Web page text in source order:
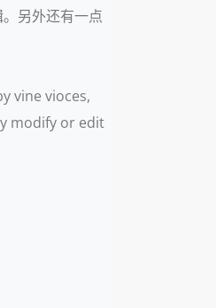
另外还有一点
vine vioces,
modify or edit